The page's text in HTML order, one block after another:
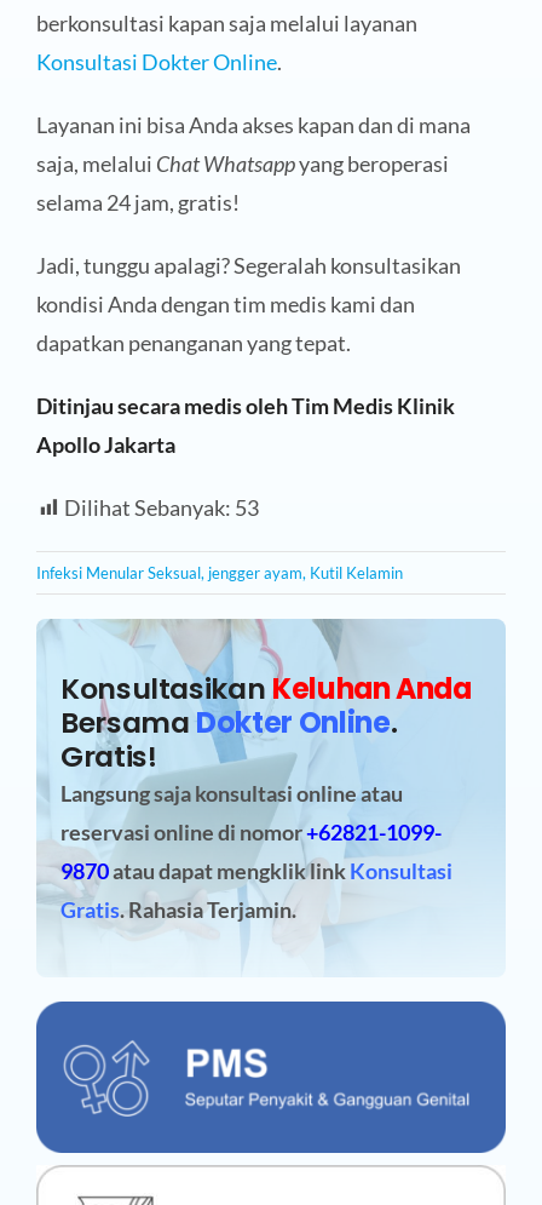
berkonsultasi kapan saja melalui layanan
Konsultasi Dokter Online.
Layanan ini bisa Anda akses kapan dan di mana
saja, melalui Chat Whatsappyang beroperasi
selama 24 jam, gratis!
Jadi, tunggu apalagi? Segeralah konsultasikan
kondisi Anda dengan tim medis kami dan
dapatkan penanganan yang tepat.
Ditinjau secara medis oleh Tim Medis Klinik
Apollo Jakarta
Dilihat Sebanyak: 53
Infeksi Menular Seksual, jengger ayam, Kutil Kelamin
Konsultasikan Keluhan Anda
BersamaDokter Online.
Gratis!
Langsung saja konsultasi online atau
reservasi onlinedi nomor+62821-1099-
9870atau dapat mengklik linkKonsultasi
Gratis. Rahasia Terjamin.